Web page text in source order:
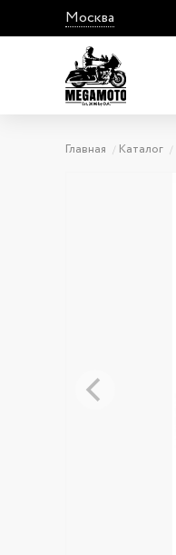
Москва
Главная Каталог